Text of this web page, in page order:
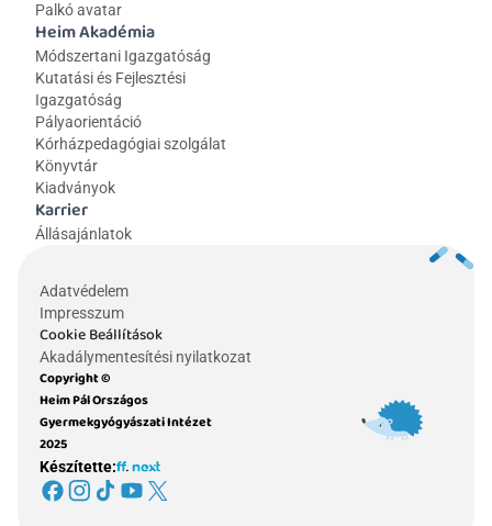
Palkó avatar
Heim Akadémia
Módszertani Igazgatóság
Kutatási és Fejlesztési
Igazgatóság
Pályaorientáció
Kórházpedagógiai szolgálat
Könyvtár
Kiadványok
Karrier
Állásajánlatok
Adatvédelem
Impresszum
Cookie Beállítások
Akadálymentesítési nyilatkozat
Copyright ©
Heim Pál Országos
Gyermekgyógyászati Intézet
2025
Készítette: